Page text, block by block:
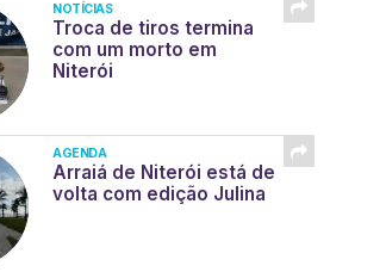
NOTÍCIAS
Troca de tiros termina
com um morto em
Niterói
AGENDA
Arraiá de Niterói está de
volta com edição Julina